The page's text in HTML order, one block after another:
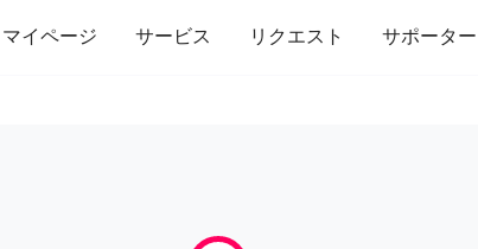
マイページ サービス リクエスト サポーター
修理・組立 家事 引っ越し インテリア